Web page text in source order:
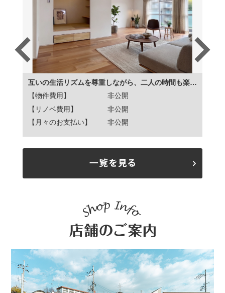
互いの生活リズムを尊重しながら、二人の時間も楽しめる家 T様邸
【物件費用】
非公開
【リノベ費用】
非公開
【月々のお支払い】
非公開